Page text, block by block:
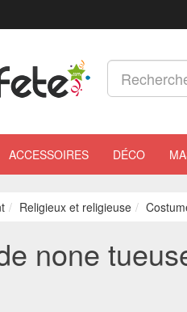
ACCESSOIRES DÉCO
Religieux et religieuse
none